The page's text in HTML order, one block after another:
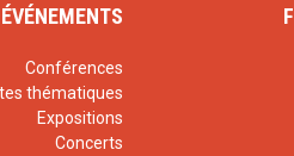
ÉVÉNEMENTS
Conférences
thématiques
Expositions
Concerts